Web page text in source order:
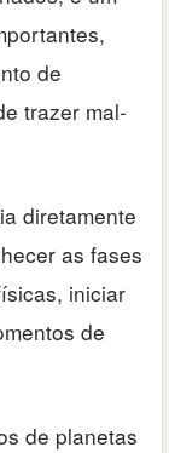
de
trazer mal-
diretamente
as fases
iniciar
de
de planetas